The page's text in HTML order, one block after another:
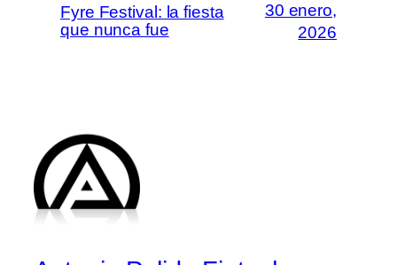
Fyre Festival: la fiesta
que nunca fue
30 enero,
2026